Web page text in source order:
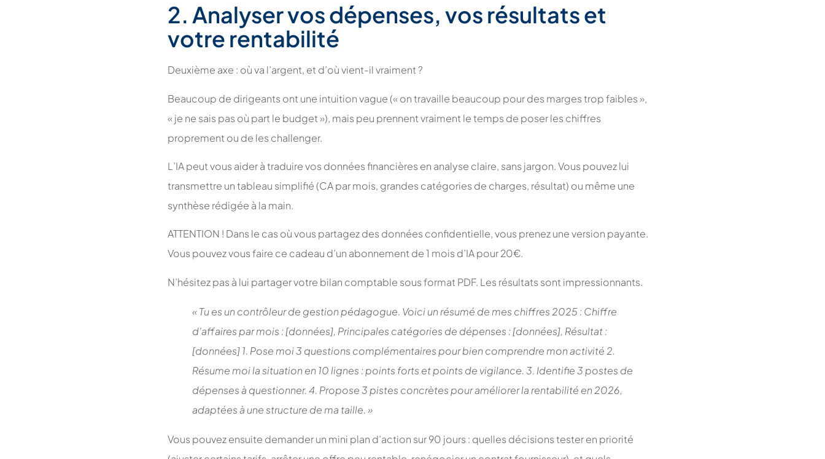
2. Analyser vos dépenses, vos résultats et
votre rentabilité
Deuxième axe : où va l’argent, et d’où vient-il vraiment ?
Beaucoup de dirigeants ont une intuition vague (« on travaille beaucoup pour des marges trop faibles »,
« je ne sais pas où part le budget »), mais peu prennent vraiment le temps de poser les chiffres
proprement ou de les challenger.
L’IA peut vous aider à traduire vos données financières en analyse claire, sans jargon. Vous pouvez lui
transmettre un tableau simplifié (CA par mois, grandes catégories de charges, résultat) ou même une
synthèse rédigée à la main.
ATTENTION ! Dans le cas où vous partagez des données confidentielle, vous prenez une version payante.
Vous pouvez vous faire ce cadeau d’un abonnement de 1 mois d’IA pour 20€.
N’hésitez pas à lui partager votre bilan comptable sous format PDF. Les résultats sont impressionnants.
« Tu es un contrôleur de gestion pédagogue. Voici un résumé de mes chiffres 2025 :Chiffre
d’affaires par mois : [données], Principales catégories de dépenses : [données], Résultat :
[données] 1. Pose moi 3 questions complémentaires pour bien comprendre mon activité 2.
Résume moi la situation en 10 lignes : points forts et points de vigilance.3. Identifie 3 postes de
dépenses à questionner.4. Propose 3 pistes concrètes pour améliorer la rentabilité en 2026,
adaptées à une structure de ma taille. »
Vous pouvez ensuite demander un mini plan d’action sur 90 jours : quelles décisions tester en priorité